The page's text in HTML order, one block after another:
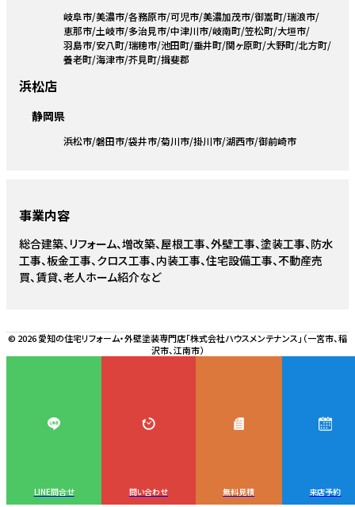
岐阜市 美濃市 各務原市 可児市 美濃加茂市 御嵩町 瑞浪市
恵那市 土岐市 多治見市 中津川市 岐南町 笠松町 大垣市
羽島市 安八町 瑞穂市 池田町 垂井町 関ヶ原町 大野町 北方町
養老町 海津市 芥見町 揖斐郡
浜松店
静岡県
浜松市 磐田市 袋井市 菊川市 掛川市 湖西市 御前崎市
事業内容
総合建築、リフォーム、増改築、屋根工事、外壁工事、塗装工事、防水
工事、板金工事、クロス工事、内装工事、住宅設備工事、不動産売
買、賃貸、老人ホーム紹介など
© 2026 愛知の住宅リフォーム・外壁塗装専門店「株式会社ハウスメンテナンス」（一宮市、稲
沢市、江南市）
LINE問合せ 問い合わせ 無料見積 来店予約